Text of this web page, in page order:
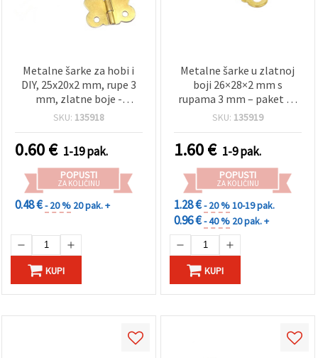
Metalne šarke za hobi i
DIY, 25x20x2 mm, rupe 3
mm, zlatne boje -
pakiranje 10 kom
SKU: 135918
0.60€ 1-19 pak.
POPUSTI
ZA KOLIČINU
0.48 €- 20 % 20 pak. +
KUPI
Metalne šarke u zlatnoj
boji 26×28×2 mm s
rupama 3 mm – paket 10
komada za hobi i
SKU: 135919
1.60€ 1-9 pak.
POPUSTI
ZA KOLIČINU
1.28 €- 20 %10-19 pak.
0.96 €- 40 % 20 pak. +
KUPI